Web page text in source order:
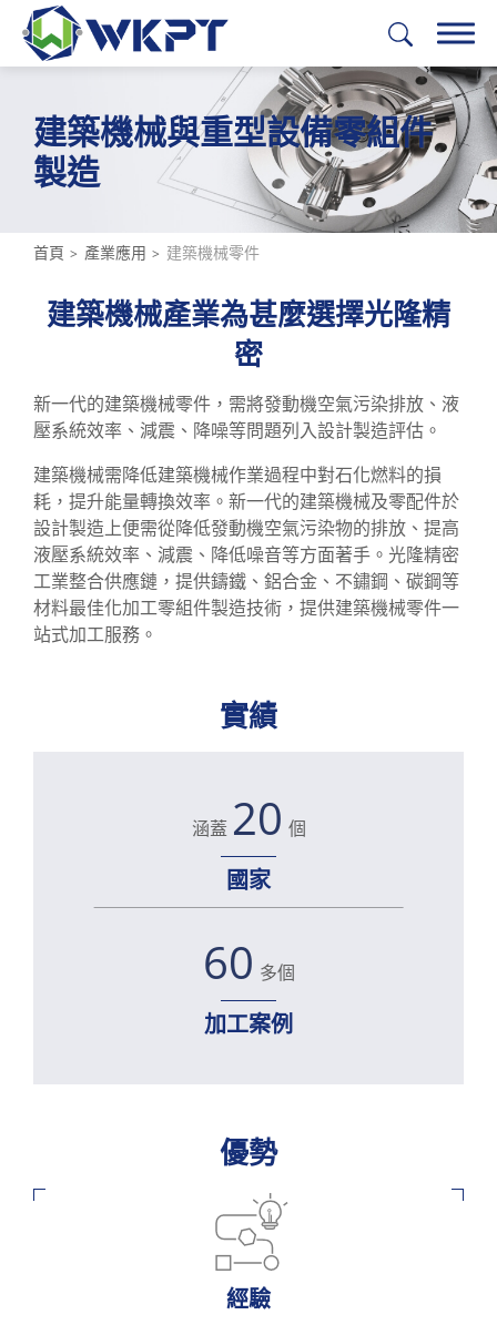
建築機械與重型設備零組件
製造
首頁 產業應用 建築機械零件
建築機械產業為甚麼選擇光隆精
密
新一代的建築機械零件，需將發動機空氣污染排放、液
壓系統效率、減震、降噪等問題列入設計製造評估。
建築機械需降低建築機械作業過程中對石化燃料的損
耗，提升能量轉換效率。新一代的建築機械及零配件於
設計製造上便需從降低發動機空氣污染物的排放、提高
液壓系統效率、減震、降低噪音等方面著手。光隆精密
工業整合供應鏈，提供鑄鐵、鋁合金、不鏽鋼、碳鋼等
材料最佳化加工零組件製造技術，提供建築機械零件一
站式加工服務。
實績
涵蓋 20 個
國家
60 多個
加工案例
優勢
經驗
繁體中文 English 日本語 Deutsch
加工服務
解決方案
全部
液壓系統柱塞 / 柱塞泵柱塞 / 軸向柱塞泵柱
塞
液壓歐式連結器 / 柱塞泵歐式連結器
鑄鐵-油泵斜板
工業引擎鑄鐵飛輪外殼